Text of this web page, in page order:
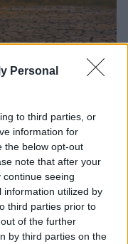
Personal
to third parties, or
information for
the below opt-out
note that after your
seeing
information utilized by
third parties prior to
of the further
by third parties on the
ισχυρό το
για την
Ιούλιο μέχρι και
τρίτη από τις